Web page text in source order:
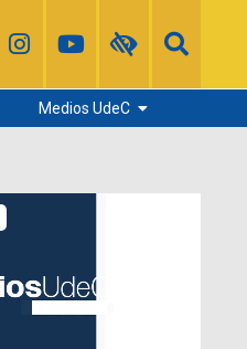
Medios UdeC
Radio UdeC
Noticias UdeC